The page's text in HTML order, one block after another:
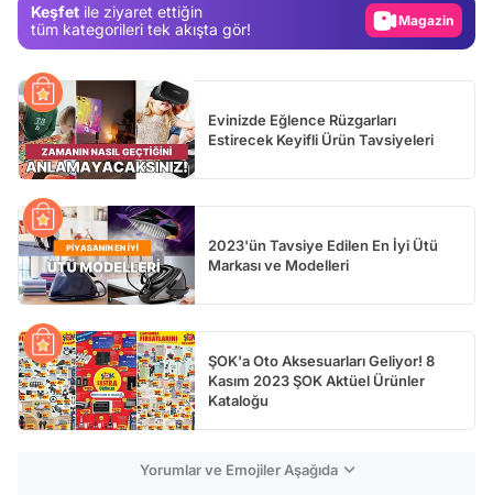
Keşfet ile ziyaret ettiğin
tüm kategorileri tek akışta gör!
Magazin
Evinizde Eğlence Rüzgarları
Estirecek Keyifli Ürün Tavsiyeleri
2023'ün Tavsiye Edilen En İyi Ütü
Markası ve Modelleri
ŞOK'a Oto Aksesuarları Geliyor! 8
Kasım 2023 ŞOK Aktüel Ürünler
Kataloğu
Yorumlar ve Emojiler Aşağıda